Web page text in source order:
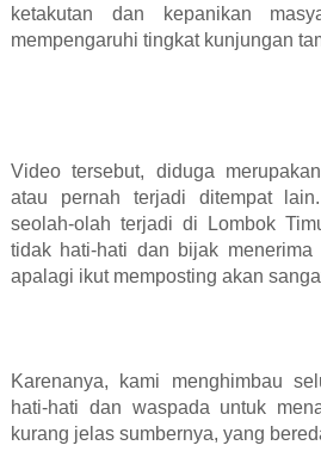
ketakutan dan kepanikan
mempengaruhi tingkat kunjungan
Video tersebut, diduga
atau pernah terjadi ditempat
seolah-olah terjadi di Lombok
tidak hati-hati dan bijak menerima
apalagi ikut memposting akan
Karenanya, kami menghimbau
hati-hati dan waspada untuk
kurang jelas sumbernya, yang